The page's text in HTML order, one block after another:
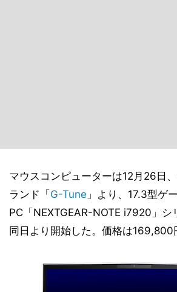
マウスコンピューターは12月26日
ランド「 G-Tune 」より、17.3型ゲ
PC「NEXTGEAR-NOTE i7920」シ
同日より開始した。価格は169,800